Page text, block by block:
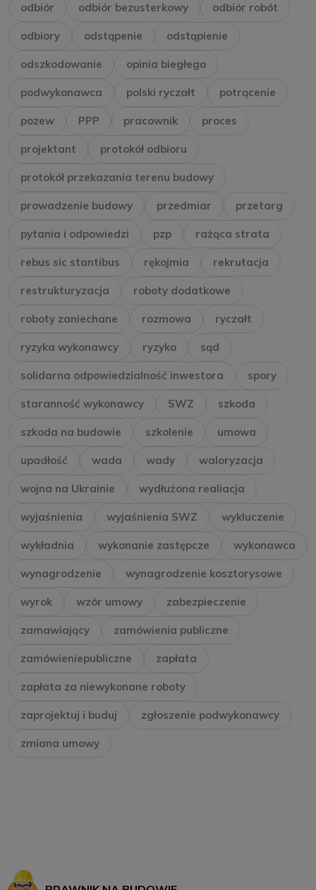
odbiór odbiór bezusterkowy odbiór robót
odbiory odstąpenie odstąpienie
odszkodowanie opinia biegłego
podwykonawca polski ryczałt potrącenie
pozew PPP pracownik proces
projektant protokół odbioru
protokół przekazania terenu budowy
prowadzenie budowy przedmiar przetarg
pytania i odpowiedzi pzp rażąca strata
rebus sic stantibus rękojmia rekrutacja
restrukturyzacja roboty dodatkowe
roboty zaniechane rozmowa ryczałt
ryzyka wykonawcy ryzyko sąd
solidarna odpowiedzialność inwestora spory
staranność wykonawcy SWZ szkoda
szkoda na budowie szkolenie umowa
upadłość wada wady waloryzacja
wojna na Ukrainie wydłużona realiacja
wyjaśnienia wyjaśnienia SWZ wykluczenie
wykładnia wykonanie zastępcze wykonawca
wynagrodzenie wynagrodzenie kosztorysowe
wyrok wzór umowy zabezpieczenie
zamawiający zamówienia publiczne
zamówieniepubliczne zapłata
zapłata za niewykonane roboty
zaprojektuj i buduj zgłoszenie podwykonawcy
zmiana umowy